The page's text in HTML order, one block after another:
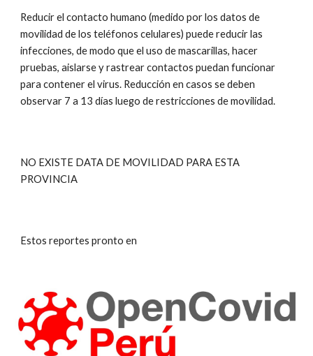
Reducir el contacto humano (medido por los datos de
movilidad de los teléfonos celulares) puede reducir las
infecciones, de modo que el uso de mascarillas, hacer
pruebas, aislarse y rastrear contactos puedan funcionar
para contener el virus. Reducción en casos se deben
observar 7 a 13 días luego de restricciones de movilidad.
NO EXISTE DATA DE MOVILIDAD PARA ESTA
PROVINCIA
Estos reportes pronto en